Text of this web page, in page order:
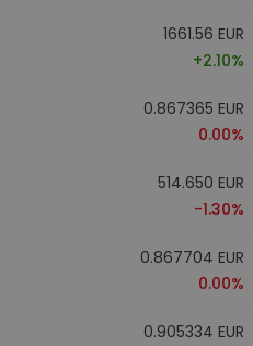
1661.56 EUR
+2.10%
0.867365 EUR
0.00%
514.650 EUR
-1.30%
0.867704 EUR
0.00%
0.905334 EUR